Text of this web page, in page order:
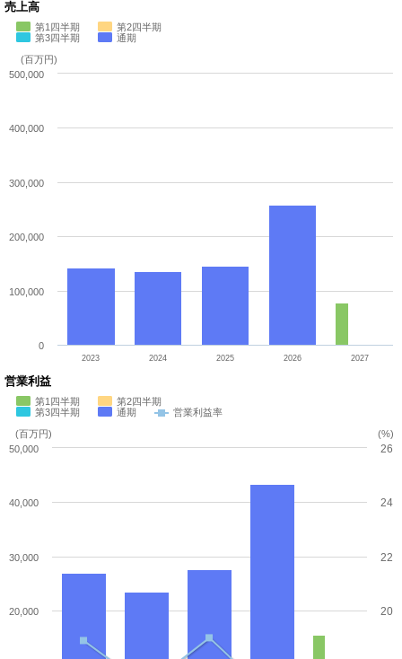
売上高
(百万円)
第1四半期
第2四半期
第3四半期
通期
2023 2024 2025 2026 2027
0
100,000
200,000
300,000
400,000
500,000
営業利益
(百万円) (%)
第1四半期
第2四半期
第3四半期
通期 営業利益率
20,000
30,000
40,000
50,000
20
22
24
26